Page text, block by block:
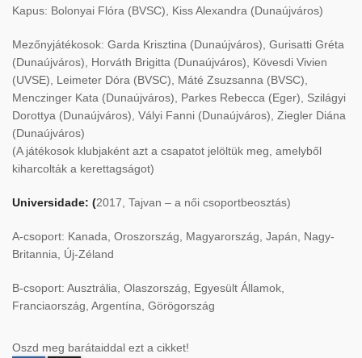
Kapus: Bolonyai Flóra (BVSC), Kiss Alexandra (Dunaújváros)
Mezőnyjátékosok: Garda Krisztina (Dunaújváros), Gurisatti Gréta
(Dunaújváros), Horváth Brigitta (Dunaújváros), Kövesdi Vivien
(UVSE), Leimeter Dóra (BVSC), Máté Zsuzsanna (BVSC),
Menczinger Kata (Dunaújváros), Parkes Rebecca (Eger), Szilágyi
Dorottya (Dunaújváros), Vályi Fanni (Dunaújváros), Ziegler Diána
(Dunaújváros)
(A játékosok klubjaként azt a csapatot jelöltük meg, amelyből
kiharcolták a kerettagságot)
Universidade: (2017, Tajvan – a női csoportbeosztás)
A-csoport: Kanada, Oroszország, Magyarország, Japán, Nagy-
Britannia, Új-Zéland
B-csoport: Ausztrália, Olaszország, Egyesült Államok,
Franciaország, Argentína, Görögország
Oszd meg barátaiddal ezt a cikket!